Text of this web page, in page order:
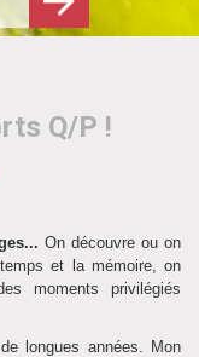
Q/P !
On découvre ou on
et la mémoire, on
moments privilégiés
longues années. Mon